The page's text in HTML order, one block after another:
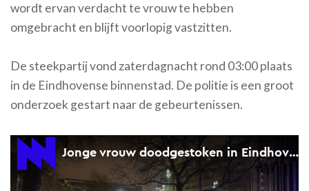
wordt ervan verdacht te vrouw te hebben
omgebracht en blijft voorlopig vastzitten.
De steekpartij vond zaterdagnacht rond 03:00 plaats
in de Eindhovense binnenstad. De politie is een groot
onderzoek gestart naar de gebeurtenissen.